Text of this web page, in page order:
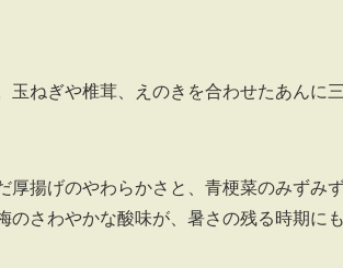
ねぎや椎茸、えのきを合わせたあんに
揚げのやわらかさと、青梗菜のみずみ
さわやかな酸味が、暑さの残る時期に